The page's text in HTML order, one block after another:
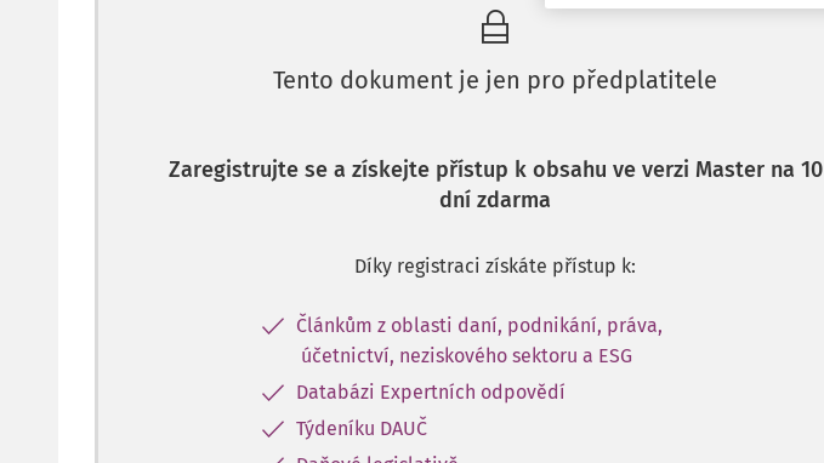
Tento dokument je jen pro předplatitele
Zaregistrujte se a získejte přístup k obsahu ve verzi Master na 10
dní zdarma
Díky registraci získáte přístup k:
Článkům z oblasti daní, podnikání, práva,
účetnictví, neziskového sektoru a ESG
Databázi Expertních odpovědí
Týdeníku DAUČ